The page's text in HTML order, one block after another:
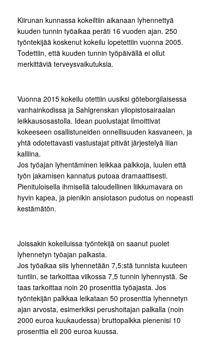
Kiirunan kunnassa kokeiltiin aikanaan lyhennettyä
kuuden tunnin työaikaa peräti 16 vuoden ajan. 250
työntekijää koskenut kokeilu lopetettiin vuonna 2005.
Todettiin, että kuuden tunnin työpäivällä ei ollut
merkittäviä terveysvaikutuksia.
Vuonna 2015 kokeilu otettiin uusiksi göteborgilaisessa
vanhainkodissa ja Sahlgrenskan yliopistosairaalan
leikkausosastolla. Idean puolustajat ilmoittivat
kokeeseen osallistuneiden onnellisuuden kasvaneen, ja
yhtä odotettavasti vastustajat pitivät järjestelyä liian
kalliina.
Jos työajan lyhentäminen leikkaa palkkoja, luulen että
työn jakamisen kannatus putoaa dramaattisesti.
Pienituloisella ihmisellä taloudellinen liikkumavara on
hyvin kapea, ja pienikin ansiotason pudotus on nopeasti
kestämätön.
Joissakin kokeiluissa työntekijä on saanut puolet
lyhennetyn työajan palkasta.
Jos työaikaa siis lyhennetään 7,5:stä tunnista kuuteen
tuntiin, se tarkoittaa viikossa 7,5 tunnin lyhennystä. Se
taas tarkoittaa noin 20 prosenttia työajasta. Jos
työntekijän palkkaa leikataan 50 prosenttia lyhennetyn
ajan arvosta, esimerkiksi perushoitajan palkalla (noin
2000 euroa kuukaudessa) bruttopalkka pienenisi 10
prosenttia eli 200 euroa kuussa.